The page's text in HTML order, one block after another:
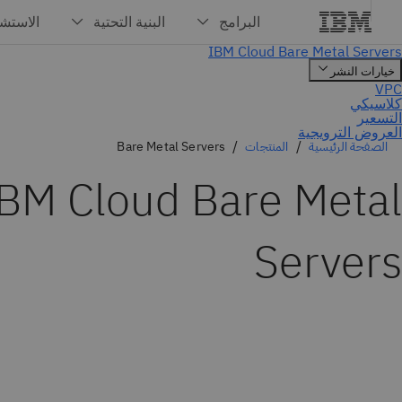
الصفحة الرئيسية المنتجات Bare Metal Servers
Cloud Bare Metal
Servers